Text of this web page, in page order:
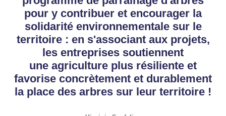
pour y contribuer et encourager la
solidarité environnementale sur le
territoire : en s'associant aux projets,
les entreprises soutiennent
une agriculture plus résiliente et
favorise concrètement et durablement
la place des arbres sur leur territoire !